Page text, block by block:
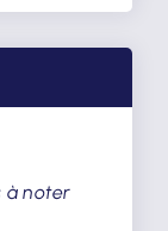
à noter